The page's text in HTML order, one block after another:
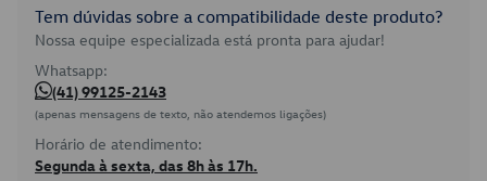
Tem dúvidas sobre a compatibilidade deste produto?
Nossa equipe especializada está pronta para ajudar!
Whatsapp:
(41) 99125-2143
(apenas mensagens de texto, não atendemos ligações)
Horário de atendimento:
Segunda à sexta, das 8h às 17h.